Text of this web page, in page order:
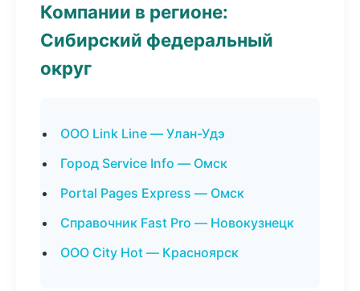
Компании в регионе:
Сибирский федеральный
округ
ООО Link Line — Улан-Удэ
Город Service Info — Омск
Portal Pages Express — Омск
Справочник Fast Pro — Новокузнецк
ООО City Hot — Красноярск